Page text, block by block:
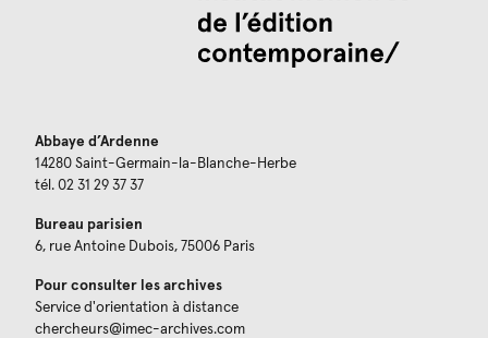
Abbaye d’Ardenne
14280 Saint-Germain-la-Blanche-Herbe
tél. 02 31 29 37 37
Bureau parisien
6, rue Antoine Dubois, 75006 Paris
Pour consulter les archives
Service d'orientation à distance
chercheurs@imec-archives.com